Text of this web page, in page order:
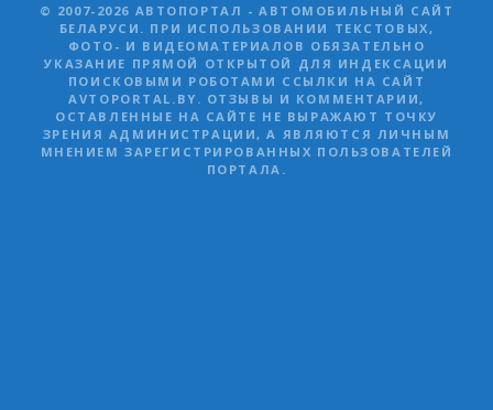
© 2007-2026 АВТОПОРТАЛ - АВТОМОБИЛЬНЫЙ САЙТ
БЕЛАРУСИ. ПРИ ИСПОЛЬЗОВАНИИ ТЕКСТОВЫХ,
ФОТО- И ВИДЕОМАТЕРИАЛОВ ОБЯЗАТЕЛЬНО
УКАЗАНИЕ ПРЯМОЙ ОТКРЫТОЙ ДЛЯ ИНДЕКСАЦИИ
ПОИСКОВЫМИ РОБОТАМИ ССЫЛКИ НА САЙТ
AVTOPORTAL.BY. ОТЗЫВЫ И КОММЕНТАРИИ,
ОСТАВЛЕННЫЕ НА САЙТЕ НЕ ВЫРАЖАЮТ ТОЧКУ
ЗРЕНИЯ АДМИНИСТРАЦИИ, А ЯВЛЯЮТСЯ ЛИЧНЫМ
МНЕНИЕМ ЗАРЕГИСТРИРОВАННЫХ ПОЛЬЗОВАТЕЛЕЙ
ПОРТАЛА.